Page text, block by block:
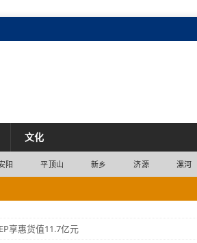
文化
阳 平顶山 新乡 济源 漯河
享惠货值11.7亿元